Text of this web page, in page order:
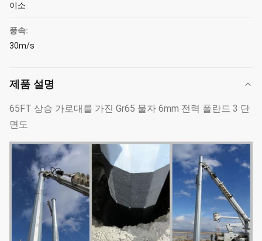
이소
풍속:
30m/s
제품 설명
65FT 상승 가로대를 가진 Gr65 물자 6mm 전력 폴란드 3 단
면도